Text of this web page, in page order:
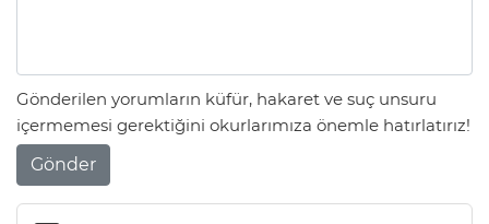
Gönderilen yorumların küfür, hakaret ve suç unsuru
içermemesi gerektiğini okurlarımıza önemle hatırlatırız!
Gönder